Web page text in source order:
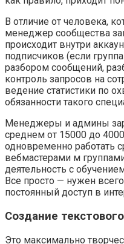
В отличие от человека,
менеджер сообщества
происходит внутри
подписчиков (если
разбором сообщений,
контроль запросов на
ведение статистики по
обязанности такого
Менеджеры и админы
среднем от 15000 до
одновременно работать
вебмастерами м
деятельность с
Все просто — нужен
постоянный доступ в
Создание
Это максимально